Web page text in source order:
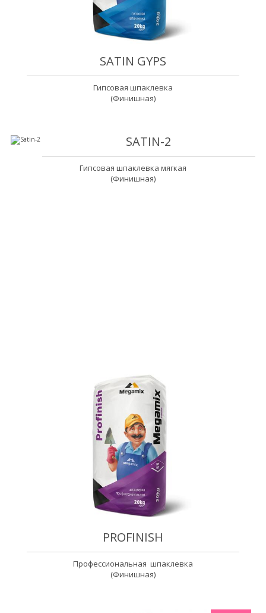
SATIN GYPS
Гипсовая шпаклевка
(Финишная)
SATIN-2
Гипсовая шпаклевка мягкая
(Финишная)
PROFINISH
Профессиональная шпаклевка
(Финишная)